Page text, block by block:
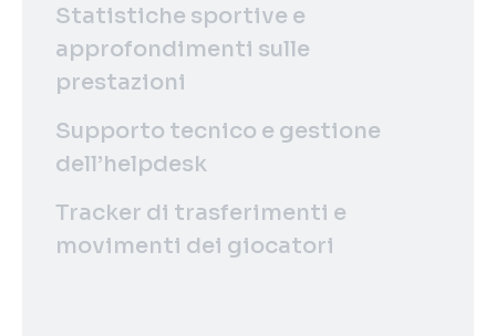
Statistiche sportive e
approfondimenti sulle
prestazioni
Supporto tecnico e gestione
dell’helpdesk
Tracker di trasferimenti e
movimenti dei giocatori